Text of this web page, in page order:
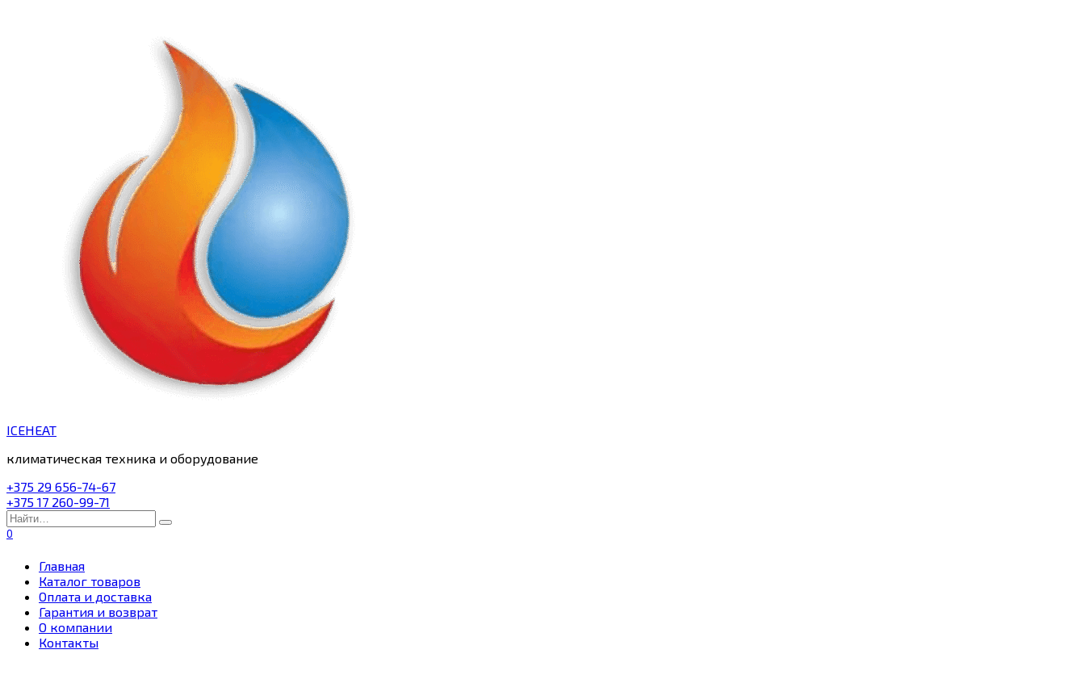
ICEHEAT
климатическая техника и оборудование
+375 29 656-74-67
+375 17 260-99-71
Search
for:
0
Главная
Каталог товаров
Оплата и доставка
Гарантия и возврат
О компании
Контакты